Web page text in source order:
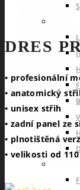
DRES
• profesionální
• anatomický
• unisex střih
• zadní panel ze
• plnotištěná
• velikosti od